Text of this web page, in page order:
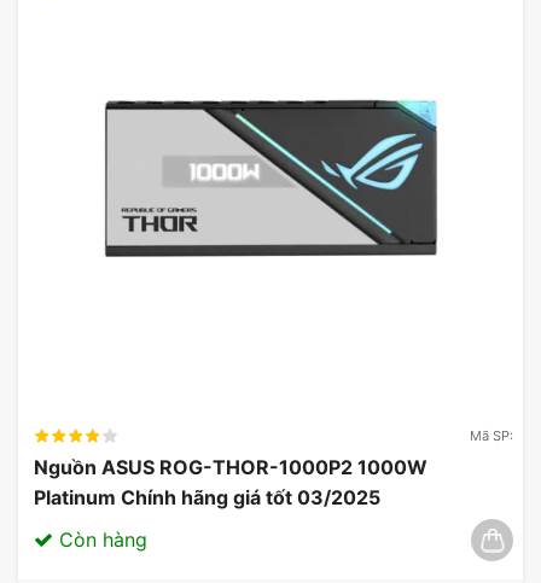
Mã SP:
Nguồn ASUS ROG-THOR-1000P2 1000W
Platinum Chính hãng giá tốt 03/2025
Còn hàng